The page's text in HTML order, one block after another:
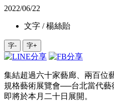
2022/06/22
文字 / 楊絲貽
字- 字+
集結超過六十家藝廊、兩百位
規格藝術展覽會──台北當代藝
即將於本月二十日展開。